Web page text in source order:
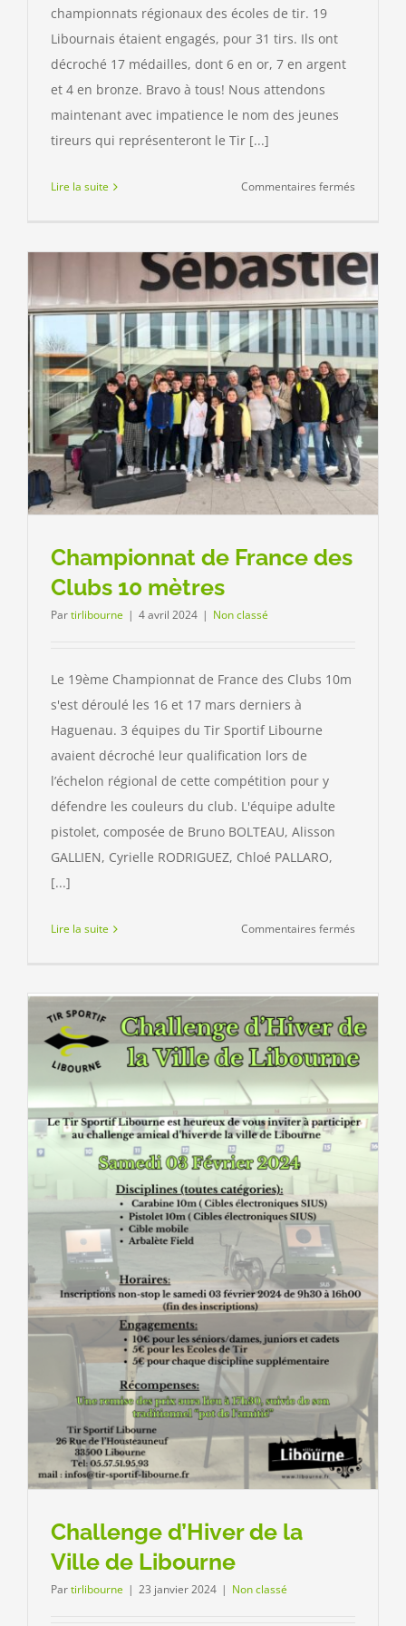
championnats régionaux des écoles de tir. 19
Libournais étaient engagés, pour 31 tirs. Ils ont
décroché 17 médailles, dont 6 en or, 7 en argent
et 4 en bronze. Bravo à tous! Nous attendons
maintenant avec impatience le nom des jeunes
tireurs qui représenteront le Tir [...]
Lire la suite Commentaires fermés
des
écoles
tir
Championnat de France des
Clubs 10 mètres
Partirlibourne | 4 avril 2024 | Non classé
Le 19ème Championnat de France des Clubs 10m
s'est déroulé les 16 et 17 mars derniers à
Haguenau. 3 équipes du Tir Sportif Libourne
avaient décroché leur qualification lors de
l’échelon régional de cette compétition pour y
défendre les couleurs du club. L'équipe adulte
pistolet, composée de Bruno BOLTEAU, Alisson
GALLIEN, Cyrielle RODRIGUEZ, Chloé PALLARO,
[...]
Lire la suite Commentaires fermés
France
Clubs
10
Challenge d’Hiver de la
Ville de Libourne
Partirlibourne | 23 janvier 2024 | Non classé